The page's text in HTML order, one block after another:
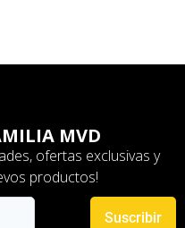
MVD
ofertas exclusivas y
productos!
Suscribir